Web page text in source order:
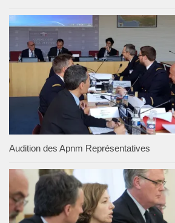
Audition des Apnm Représentatives